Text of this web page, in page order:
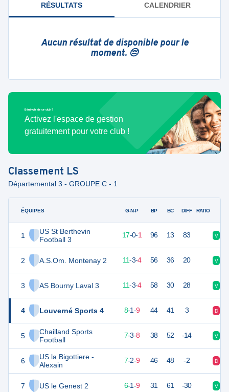
RÉSULTATS CALENDRIER
Aucun résultat de disponible pour le
moment. 😔
Bénévole de ce club ?
Activez l'espace de gestion
gratuitement pour votre club !
Classement LS
Départemental 3 - GROUPE C - 1
ÉQUIPES
1
US St Berthevin
Football 3
2 A.S.Om. Montenay 2
3 AS Bourny Laval 3
4 Louverné Sports 4
5
Chailland Sports
Football
6
US la Bigottiere -
Alexain
7 US le Genest 2
G-N-P BP BC DIFF RATIO
51 17-0-1 96 13 83 V
36 18 11-3-4 56 36 20 V
36 11-3-4 58 30 28 V
24 8-1-9 44 41 3 D
24 7-3-8 38 52 -14 V
7-2-9 46 48 -2 D
6-1-9 31 61 -30 V